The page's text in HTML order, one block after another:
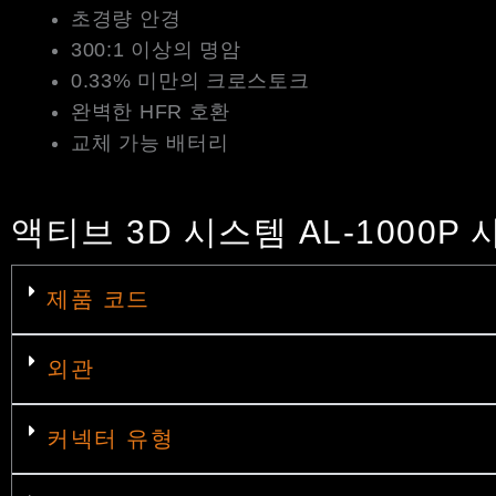
초경량 안경
300:1 이상의 명암
0.33% 미만의 크로스토크
완벽한 HFR 호환
교체 가능 배터리
액티브 3D 시스템 AL-1000P
제품 코드
외관
커넥터 유형